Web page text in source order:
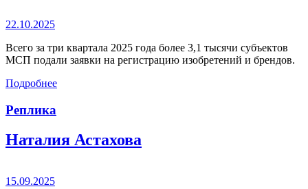
22.10.2025
Всего за три квартала 2025 года более 3,1 тысячи субъектов
МСП подали заявки на регистрацию изобретений и брендов.
Подробнее
Реплика
Наталия Астахова
15.09.2025